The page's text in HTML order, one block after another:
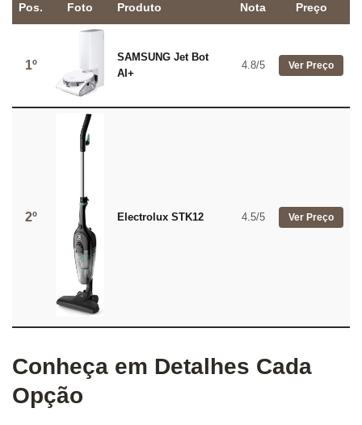
Pos. Foto Produto Nota Preço
1º
SAMSUNG Jet Bot
AI+
4.8/5 Ver Preço
2º Electrolux STK12 4.5/5 Ver Preço
Conheça em Detalhes Cada
Opção